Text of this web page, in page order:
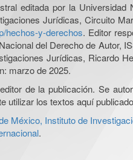
editada por la Universidad
Jurídicas, Circuito
hechos-y-derechos. Editor
del Derecho de Autor,
Jurídicas, Ricardo
marzo de 2025.
de la publicación. Se
utilizar los textos aquí
México, Instituto de
.